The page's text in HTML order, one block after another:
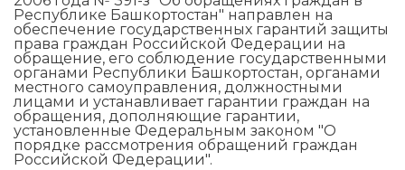
Республике Башкортостан" направлен на
обеспечение государственных гарантий защиты
права граждан Российской Федерации на
обращение, его соблюдение государственными
органами Республики Башкортостан, органами
местного самоуправления, должностными
лицами и устанавливает гарантии граждан на
обращения, дополняющие гарантии,
установленные Федеральным законом "О
порядке рассмотрения обращений граждан
Российской Федерации".